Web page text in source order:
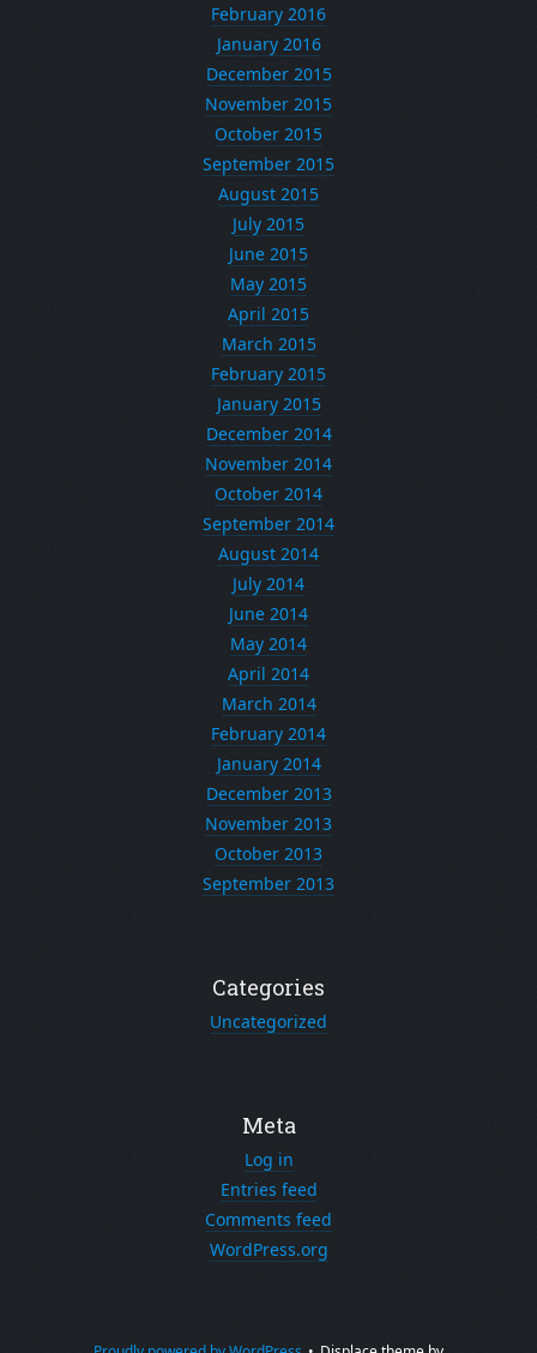
February 2016
January 2016
December 2015
November 2015
October 2015
September 2015
August 2015
July 2015
June 2015
May 2015
April 2015
March 2015
February 2015
January 2015
December 2014
November 2014
October 2014
September 2014
August 2014
July 2014
June 2014
May 2014
April 2014
March 2014
February 2014
January 2014
December 2013
November 2013
October 2013
September 2013
Categories
Uncategorized
Meta
Log in
Entries feed
Comments feed
WordPress.org